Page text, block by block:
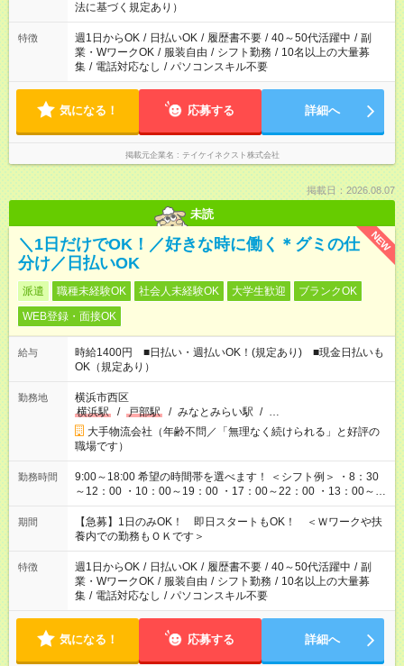
法に基づく規定あり）
特徴 週1日からOK / 日払いOK / 履歴書不要 / 40～50代活躍中 / 副
業・WワークOK / 服装自由 / シフト勤務 / 10名以上の大量募
集 / 電話対応なし / パソコンスキル不要
気になる！ 応募する 詳細へ
掲載元企業名 テイケイネクスト株式会社
掲載日：2026.08.07
未読
NEW
＼1日だけでOK！／好きな時に働く＊グミの仕
分け／日払いOK
派遣 職種未経験OK 社会人未経験OK 大学生歓迎
ブランクOK
WEB登録・面接OK
給与
時給1400円 ■日払い・週払いOK！(規定あり) ■現金日払いも
OK（規定あり）
勤務地
横浜市西区
横浜駅
/ 戸部駅 / みなとみらい駅 / …
大手物流会社（年齢不問／「無理なく続けられる」と好評の
職場です）
勤務時間
9:00～18:00 希望の時間帯を選べます！ ＜シフト例＞ ・8：30
～12：00 ・10：00～19：00 ・17：00～22：00 ・13：00～
22：00 ・22：00～翌6：00 など
期間
【急募】1日のみOK！ 即日スタートもOK！ ＜Ｗワークや扶
養内での勤務もＯＫです＞
特徴 週1日からOK / 日払いOK / 履歴書不要 / 40～50代活躍中 / 副
業・WワークOK / 服装自由 / シフト勤務 / 10名以上の大量募
集 / 電話対応なし / パソコンスキル不要
気になる！ 応募する 詳細へ